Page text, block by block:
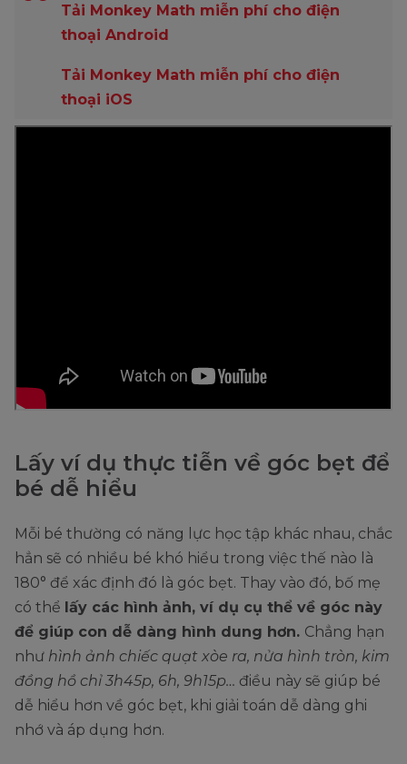
Tải Monkey Math miễn phí cho điện
thoại Android
Tải Monkey Math miễn phí cho điện
thoại iOS
Lấy ví dụ thực tiễn về góc bẹt để
bé dễ hiểu
Mỗi bé thường có năng lực học tập khác nhau, chắc
hẳn sẽ có nhiều bé khó hiểu trong việc thế nào là
180° để xác định đó là góc bẹt. Thay vào đó, bố mẹ
có thể lấy các hình ảnh, ví dụ cụ thể về góc này
để giúp con dễ dàng hình dung hơn. Chẳng hạn
như hình ảnh chiếc quạt xòe ra, nửa hình tròn, kim
đồng hồ chỉ 3h45p, 6h, 9h15p… điều này sẽ giúp bé
dễ hiểu hơn về góc bẹt, khi giải toán dễ dàng ghi
nhớ và áp dụng hơn.